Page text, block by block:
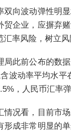
向波动弹性明显
贸企业，应摒弃
率风险，树立风
此前公布的数据
波动率平均水平
，人民币汇率弹
况看，目前市场
形成非常明显的